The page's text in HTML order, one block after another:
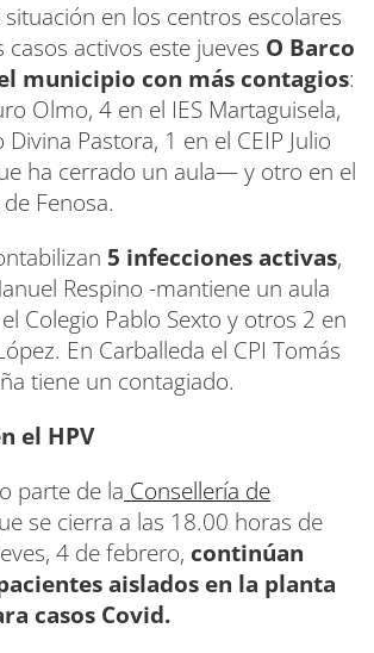
en los centros escolares
casos activos este jueves O Barco
municipio con más contagios:
Olmo, 4 en el IES Martaguisela,
Pastora, 1 en el CEIP Julio
ha cerrado un aula— y otro en el
Fenosa.
5 infecciones activas,
Respino -mantiene un aula
Colegio Pablo Sexto y otros 2 en
En Carballeda el CPI Tomás
tiene un contagiado.
el HPV
parte de la Consellería de
se cierra a las 18.00 horas de
4 de febrero, continúan
aislados en la planta
casos Covid.